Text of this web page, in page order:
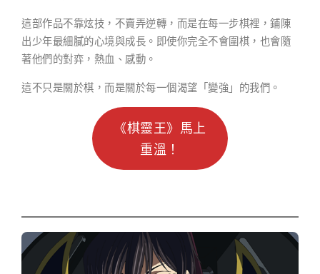
這部作品不靠炫技，不賣弄逆轉，而是在每一步棋裡，鋪陳
出少年最細膩的心境與成長。即使你完全不會圍棋，也會隨
著他們的對弈，熱血、感動。
這不只是關於棋，而是關於每一個渴望「變強」的我們。
《棋靈王》馬上
重溫！